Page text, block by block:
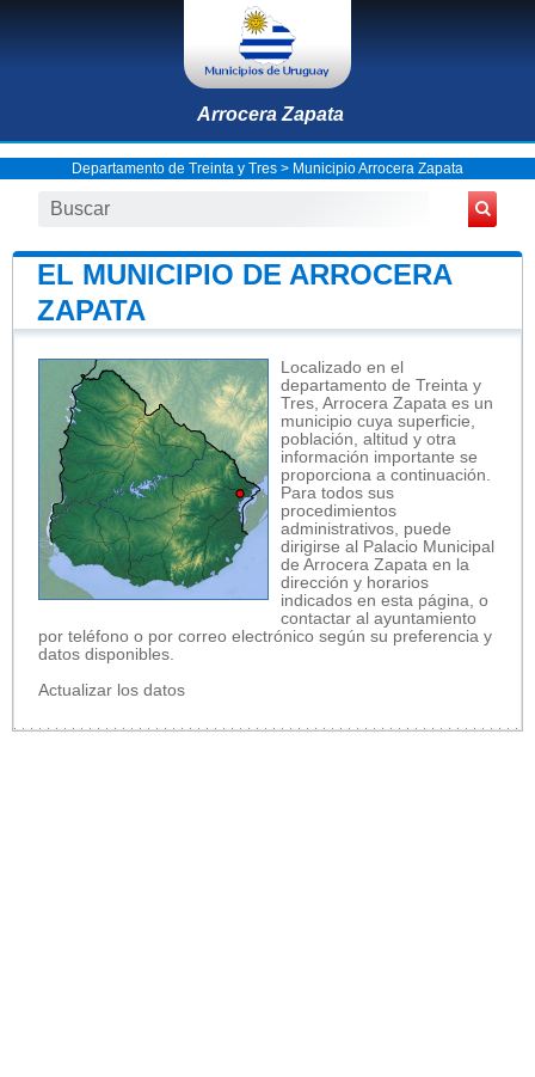
Arrocera Zapata
Departamento de Treinta y Tres > Municipio Arrocera Zapata
EL MUNICIPIO DE ARROCERA
ZAPATA
Localizado en el
departamento de Treinta y
Tres, Arrocera Zapata es un
municipio cuya superficie,
población, altitud y otra
información importante se
proporciona a continuación.
Para todos sus
procedimientos
administrativos, puede
dirigirse al Palacio Municipal
de Arrocera Zapata en la
dirección y horarios
indicados en esta página, o
contactar al ayuntamiento
por teléfono o por correo electrónico según su preferencia y
datos disponibles.
Actualizar los datos